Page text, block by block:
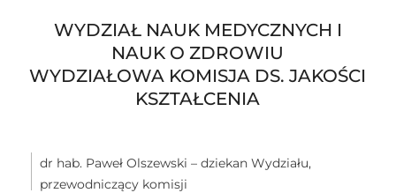
WYDZIAŁ NAUK MEDYCZNYCH I
NAUK O ZDROWIU
WYDZIAŁOWA KOMISJA DS. JAKOŚCI
KSZTAŁCENIA
dr hab. Paweł Olszewski – dziekan Wydziału,
przewodniczący komisji